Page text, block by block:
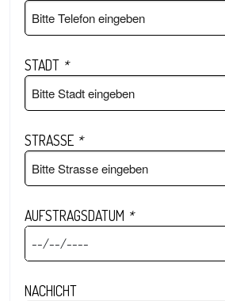
STADT *
STRASSE *
AUFSTRAGSDATUM *
NACHICHT